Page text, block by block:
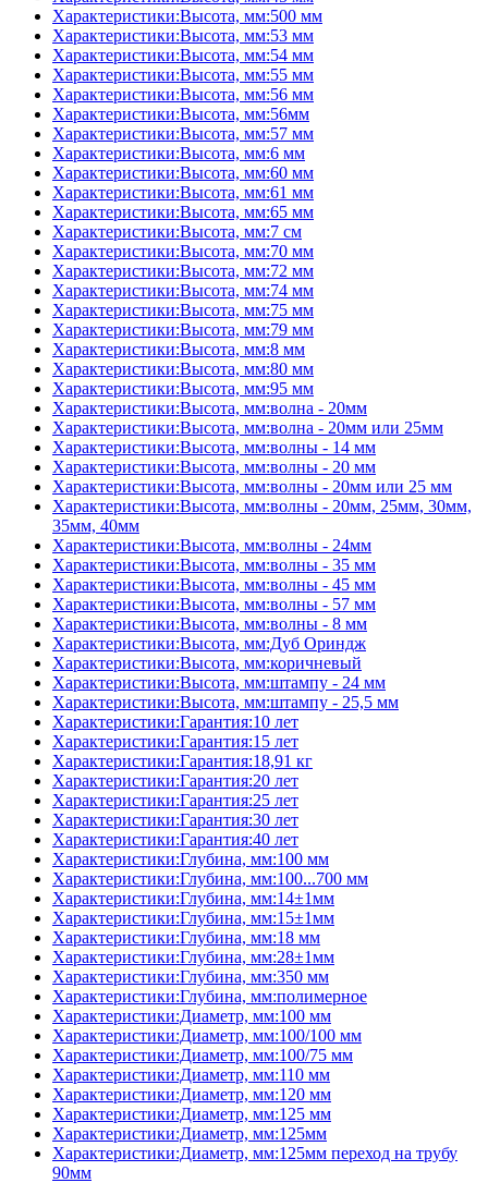
Характеристики:Высота, мм:500 мм
Характеристики:Высота, мм:53 мм
Характеристики:Высота, мм:54 мм
Характеристики:Высота, мм:55 мм
Характеристики:Высота, мм:56 мм
Характеристики:Высота, мм:56мм
Характеристики:Высота, мм:57 мм
Характеристики:Высота, мм:6 мм
Характеристики:Высота, мм:60 мм
Характеристики:Высота, мм:61 мм
Характеристики:Высота, мм:65 мм
Характеристики:Высота, мм:7 см
Характеристики:Высота, мм:70 мм
Характеристики:Высота, мм:72 мм
Характеристики:Высота, мм:74 мм
Характеристики:Высота, мм:75 мм
Характеристики:Высота, мм:79 мм
Характеристики:Высота, мм:8 мм
Характеристики:Высота, мм:80 мм
Характеристики:Высота, мм:95 мм
Характеристики:Высота, мм:волна - 20мм
Характеристики:Высота, мм:волна - 20мм или 25мм
Характеристики:Высота, мм:волны - 14 мм
Характеристики:Высота, мм:волны - 20 мм
Характеристики:Высота, мм:волны - 20мм или 25 мм
Характеристики:Высота, мм:волны - 20мм, 25мм, 30мм,
35мм, 40мм
Характеристики:Высота, мм:волны - 24мм
Характеристики:Высота, мм:волны - 35 мм
Характеристики:Высота, мм:волны - 45 мм
Характеристики:Высота, мм:волны - 57 мм
Характеристики:Высота, мм:волны - 8 мм
Характеристики:Высота, мм:Дуб Ориндж
Характеристики:Высота, мм:коричневый
Характеристики:Высота, мм:штампу - 24 мм
Характеристики:Высота, мм:штампу - 25,5 мм
Характеристики:Гарантия:10 лет
Характеристики:Гарантия:15 лет
Характеристики:Гарантия:18,91 кг
Характеристики:Гарантия:20 лет
Характеристики:Гарантия:25 лет
Характеристики:Гарантия:30 лет
Характеристики:Гарантия:40 лет
Характеристики:Глубина, мм:100 мм
Характеристики:Глубина, мм:100...700 мм
Характеристики:Глубина, мм:14±1мм
Характеристики:Глубина, мм:15±1мм
Характеристики:Глубина, мм:18 мм
Характеристики:Глубина, мм:28±1мм
Характеристики:Глубина, мм:350 мм
Характеристики:Глубина, мм:полимерное
Характеристики:Диаметр, мм:100 мм
Характеристики:Диаметр, мм:100/100 мм
Характеристики:Диаметр, мм:100/75 мм
Характеристики:Диаметр, мм:110 мм
Характеристики:Диаметр, мм:120 мм
Характеристики:Диаметр, мм:125 мм
Характеристики:Диаметр, мм:125мм
Характеристики:Диаметр, мм:125мм переход на трубу
90мм